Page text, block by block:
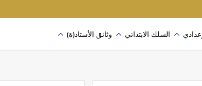
السلك الابتدائي وثائق الأستاذ(ة)